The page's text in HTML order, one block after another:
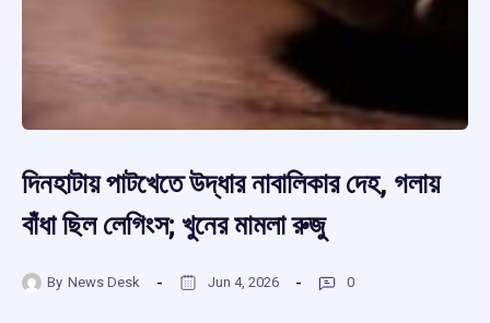
দিনহাটায় পাটখেতে উদ্ধার নাবালিকার দেহ, গলায়
বাঁধা ছিল লেগিংস; খুনের মামলা রুজু
By News Desk Jun 4, 2026 0